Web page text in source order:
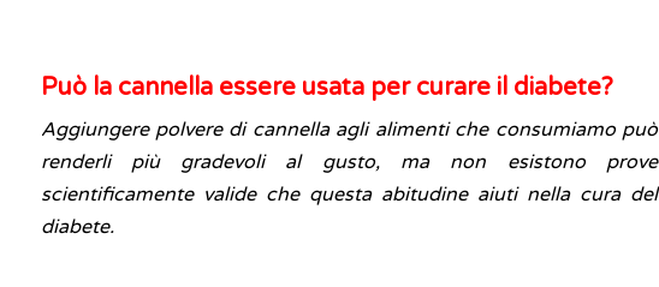
Può la cannella essere usata per curare il diabete?
Aggiungere polvere di cannella agli alimenti che consumiamo può
renderli più gradevoli al gusto, ma non esistono prove
scientificamente valide che questa abitudine aiuti nella cura del
diabete.